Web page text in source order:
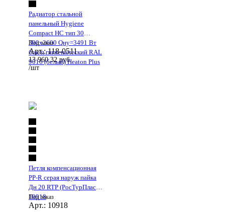
Радиатор стальной
панельный Hygiene
Compact HC тип 30
300х2600 Qну=3491 Вт
бок/п гигиенический RAL
9016 (белый) Heaton Plus
Под заказ
Арт.: 118-0511
13 960.32 руб.
/шт
Петля компенсационная
PP-R серая наруж пайка
Дн 20 RTP (РосТурПласт)
10918
Под заказ
Арт.: 10918